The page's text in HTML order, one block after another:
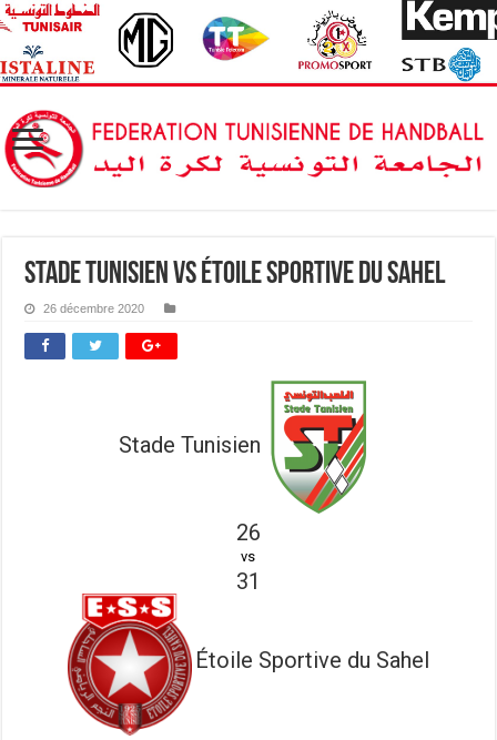
Stade Tunisien vs Étoile Sportive du Sahel
26 décembre 2020
Stade Tunisien
26
vs
31
Étoile Sportive du Sahel